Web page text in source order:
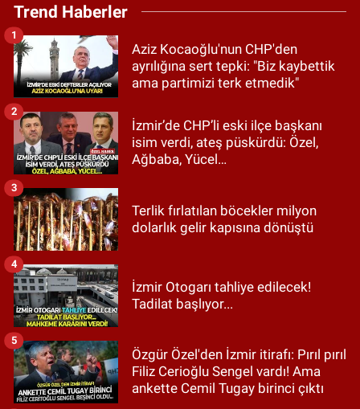
Trend Haberler
Aziz Kocaoğlu'nun CHP'den
ayrılığına sert tepki: "Biz kaybettik
ama partimizi terk etmedik"
1
İzmir’de CHP’li eski ilçe başkanı
isim verdi, ateş püskürdü: Özel,
Ağbaba, Yücel…
2
Terlik fırlatılan böcekler milyon
dolarlık gelir kapısına dönüştü
3
İzmir Otogarı tahliye edilecek!
Tadilat başlıyor...
4
Özgür Özel'den İzmir itirafı: Pırıl pırıl
Filiz Cerioğlu Sengel vardı! Ama
ankette Cemil Tugay birinci çıktı
5